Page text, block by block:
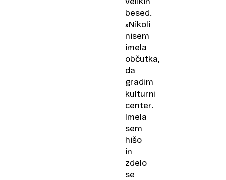
besed.
»Nikoli
nisem
imela
občutka,
da
gradim
kulturni
center.
Imela
sem
hišo
in
zdelo
se